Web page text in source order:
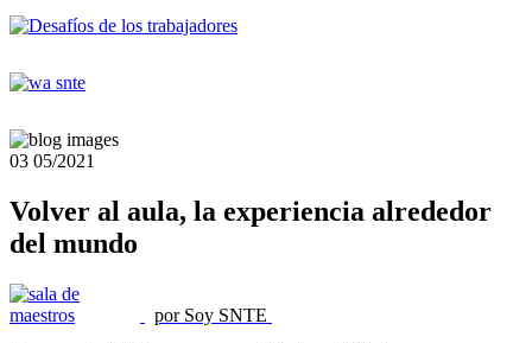
03 05/2021
Volver al aula, la experiencia alrededor
del mundo
por Soy SNTE